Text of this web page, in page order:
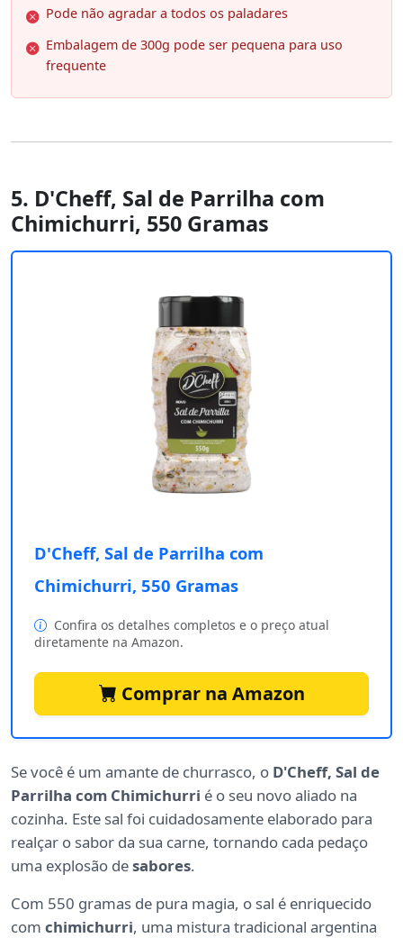
Pode não agradar a todos os paladares
Embalagem de 300g pode ser pequena para uso
frequente
5. D'Cheff, Sal de Parrilha com
Chimichurri, 550 Gramas
D'Cheff, Sal de Parrilha com
Chimichurri, 550 Gramas
Confira os detalhes completos e o preço atual
diretamente na Amazon.
Comprar na Amazon
Se você é um amante de churrasco, o D'Cheff, Sal de
Parrilha com Chimichurri é o seu novo aliado na
cozinha. Este sal foi cuidadosamente elaborado para
realçar o sabor da sua carne, tornando cada pedaço
uma explosão desabores.
Com 550 gramas de pura magia, o sal é enriquecido
com chimichurri, uma mistura tradicional argentina